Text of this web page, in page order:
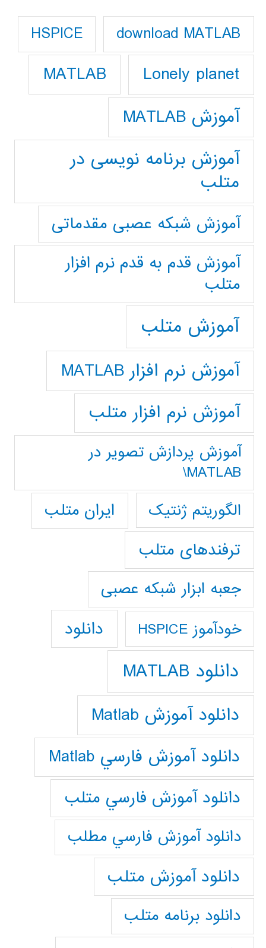
download MATLAB
HSPICE
Lonely planet
MATLAB
آموزش MATLAB
آموزش برنامه نویسی در
متلب
آموزش شبکه عصبی مقدماتی
آموزش قدم به قدم نرم افزار
متلب
آموزش متلب
آموزش نرم افزار MATLAB
آموزش نرم افزار متلب
آموزش پردازش تصوير در
MATLAB\
الگوریتم ژنتیک
ایران متلب
ترفندهای متلب
جعبه ابزار شبکه عصبی
خودآموز HSPICE دانلود
دانلود MATLAB
دانلود آموزش Matlab
دانلود آموزش فارسي Matlab
دانلود آموزش فارسي متلب
دانلود آموزش فارسي مطلب
دانلود آموزش متلب
دانلود برنامه متلب